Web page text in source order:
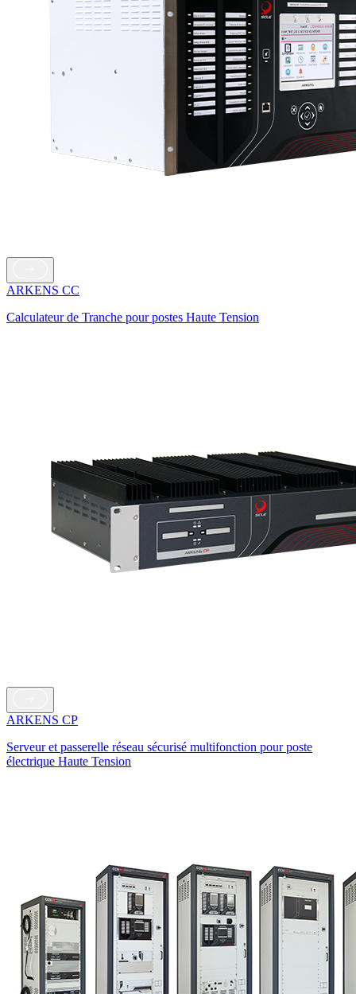
ARKENS CC
Calculateur de Tranche pour postes Haute Tension
ARKENS CP
Serveur et passerelle réseau sécurisé multifonction pour poste
électrique Haute Tension